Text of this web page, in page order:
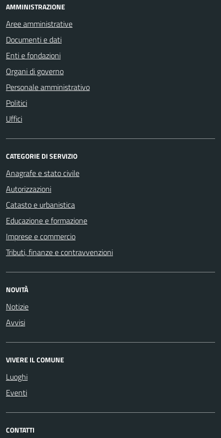
AMMINISTRAZIONE
Aree amministrative
Documenti e dati
Enti e fondazioni
Organi di governo
Personale amministrativo
Politici
Uffici
CATEGORIE DI SERVIZIO
Anagrafe e stato civile
Autorizzazioni
Catasto e urbanistica
Educazione e formazione
Imprese e commercio
Tributi, finanze e contravvenzioni
NOVITÀ
Notizie
Avvisi
VIVERE IL COMUNE
Luoghi
Eventi
CONTATTI